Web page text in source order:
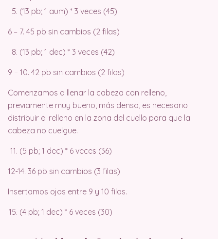
(13 pb; 1 aum) * 3 veces (45)
6 – 7. 45 pb sin cambios (2 filas)
(13 pb; 1 dec) * 3 veces (42)
9 – 10. 42 pb sin cambios (2 filas)
Comenzamos a llenar la cabeza con relleno,
previamente muy bueno, más denso, es necesario
distribuir el relleno en la zona del cuello para que la
cabeza no cuelgue.
(5 pb; 1 dec) * 6 veces (36)
12-14. 36 pb sin cambios (3 filas)
Insertamos ojos entre 9 y 10 filas.
(4 pb; 1 dec) * 6 veces (30)